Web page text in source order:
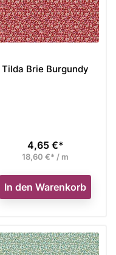
Tilda Brie Burgundy
Preis
4,65 €*
18,60 €* / m
In den Warenkorb